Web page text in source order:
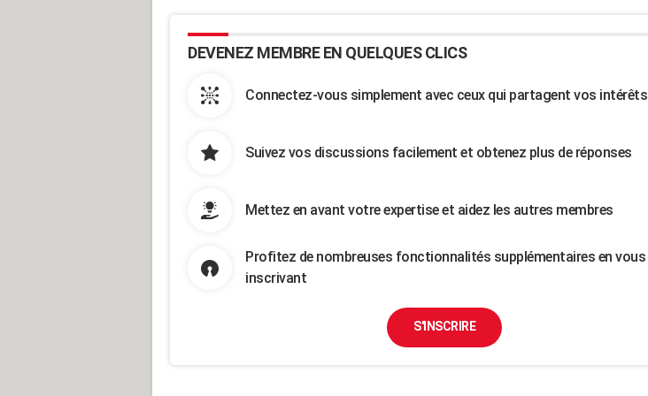
DEVENEZ MEMBRE EN QUELQUES CLICS
Connectez-vous simplement avec ceux qui partagent vos intérêts
Suivez vos discussions facilement et obtenez plus de réponses
Mettez en avant votre expertise et aidez les autres membres
Profitez de nombreuses fonctionnalités supplémentaires en vous
inscrivant
S'INSCRIRE